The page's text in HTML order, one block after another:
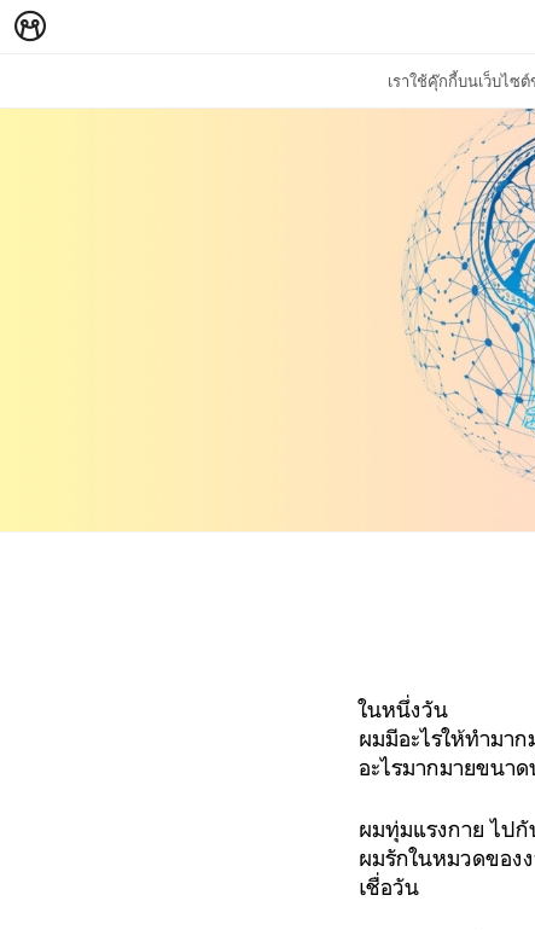
เราใช้คุ๊กกี้บนเว็บไซ
ในหนึ่งวัน
ผมมีอะไรให้ทำมาก
อะไรมากมายขนา
ผมทุ่มแรงกาย ไป
ผมรักในหมวดของ
เชื่อวัน